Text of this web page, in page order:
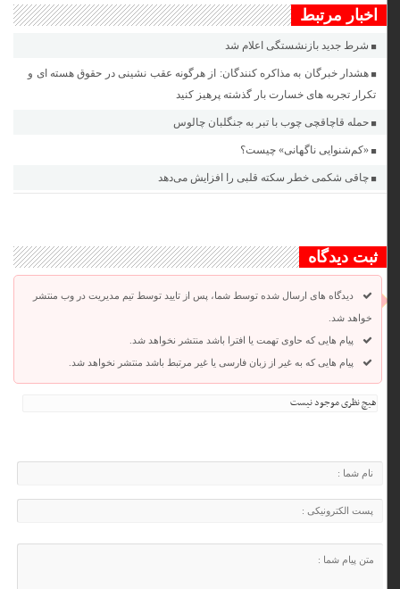
اخبار مرتبط
شرط جدید بازنشستگی اعلام شد
هشدار خبرگان به مذاکره کنندگان: از هرگونه عقب نشینی در حقوق هسته ای و
تکرار تجربه های خسارت بار گذشته پرهیز کنید
حمله قاچاقچی چوب با تبر به جنگلبان چالوس
«کم‌شنوایی ناگهانی» چیست؟
چاقی شکمی خطر سکته قلبی را افزایش می‌دهد
ثبت دیدگاه
دیدگاه های ارسال شده توسط شما، پس از تایید توسط تیم مدیریت در وب منتشر
خواهد شد.
پیام هایی که حاوی تهمت یا افترا باشد منتشر نخواهد شد.
پیام هایی که به غیر از زبان فارسی یا غیر مرتبط باشد منتشر نخواهد شد.
هیچ نظری موجود نیست